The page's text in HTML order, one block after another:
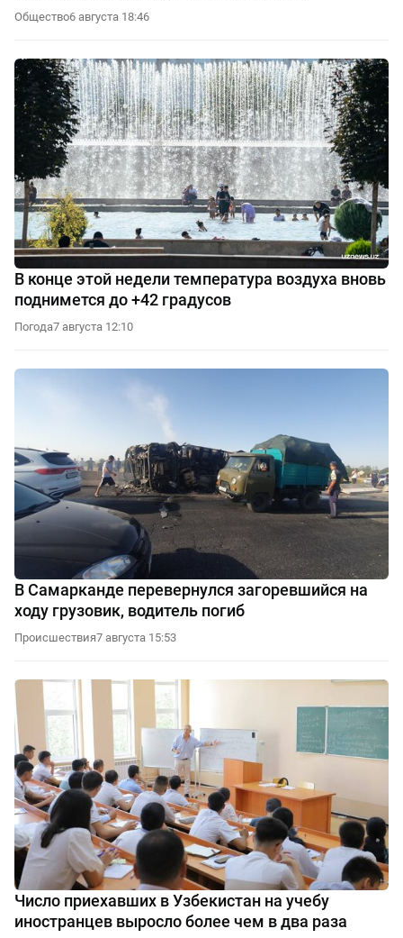
Общество6 августа 18:46
В конце этой недели температура воздуха вновь
поднимется до +42 градусов
Погода7 августа 12:10
В Самарканде перевернулся загоревшийся на
ходу грузовик, водитель погиб
Происшествия7 августа 15:53
Число приехавших в Узбекистан на учебу
иностранцев выросло более чем в два раза